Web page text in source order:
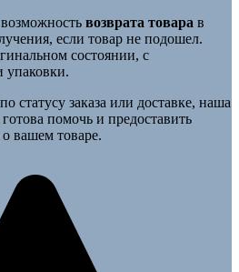
возврата товара в
если товар не подошел.
состоянии, с
упаковки.
статусу заказа или доставке, наша
помочь и предоставить
вашем товаре.